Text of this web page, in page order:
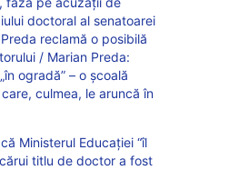
doctoral al senatoarei
reclamă o posibilă
/ Marian Preda:
ogradă” – o școală
culmea, le aruncă în
Ministerul Educației “îl
titlu de doctor a fost